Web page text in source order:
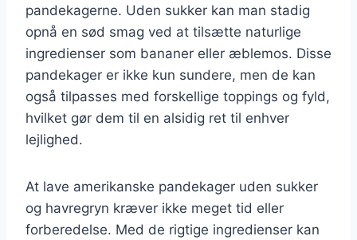
pandekagerne. Uden sukker kan man stadig
opnå en sød smag ved at tilsætte naturlige
ingredienser som bananer eller æblemos. Disse
pandekager er ikke kun sundere, men de kan
også tilpasses med forskellige toppings og fyld,
hvilket gør dem til en alsidig ret til enhver
lejlighed.
At lave amerikanske pandekager uden sukker
og havregryn kræver ikke meget tid eller
forberedelse. Med de rigtige ingredienser kan